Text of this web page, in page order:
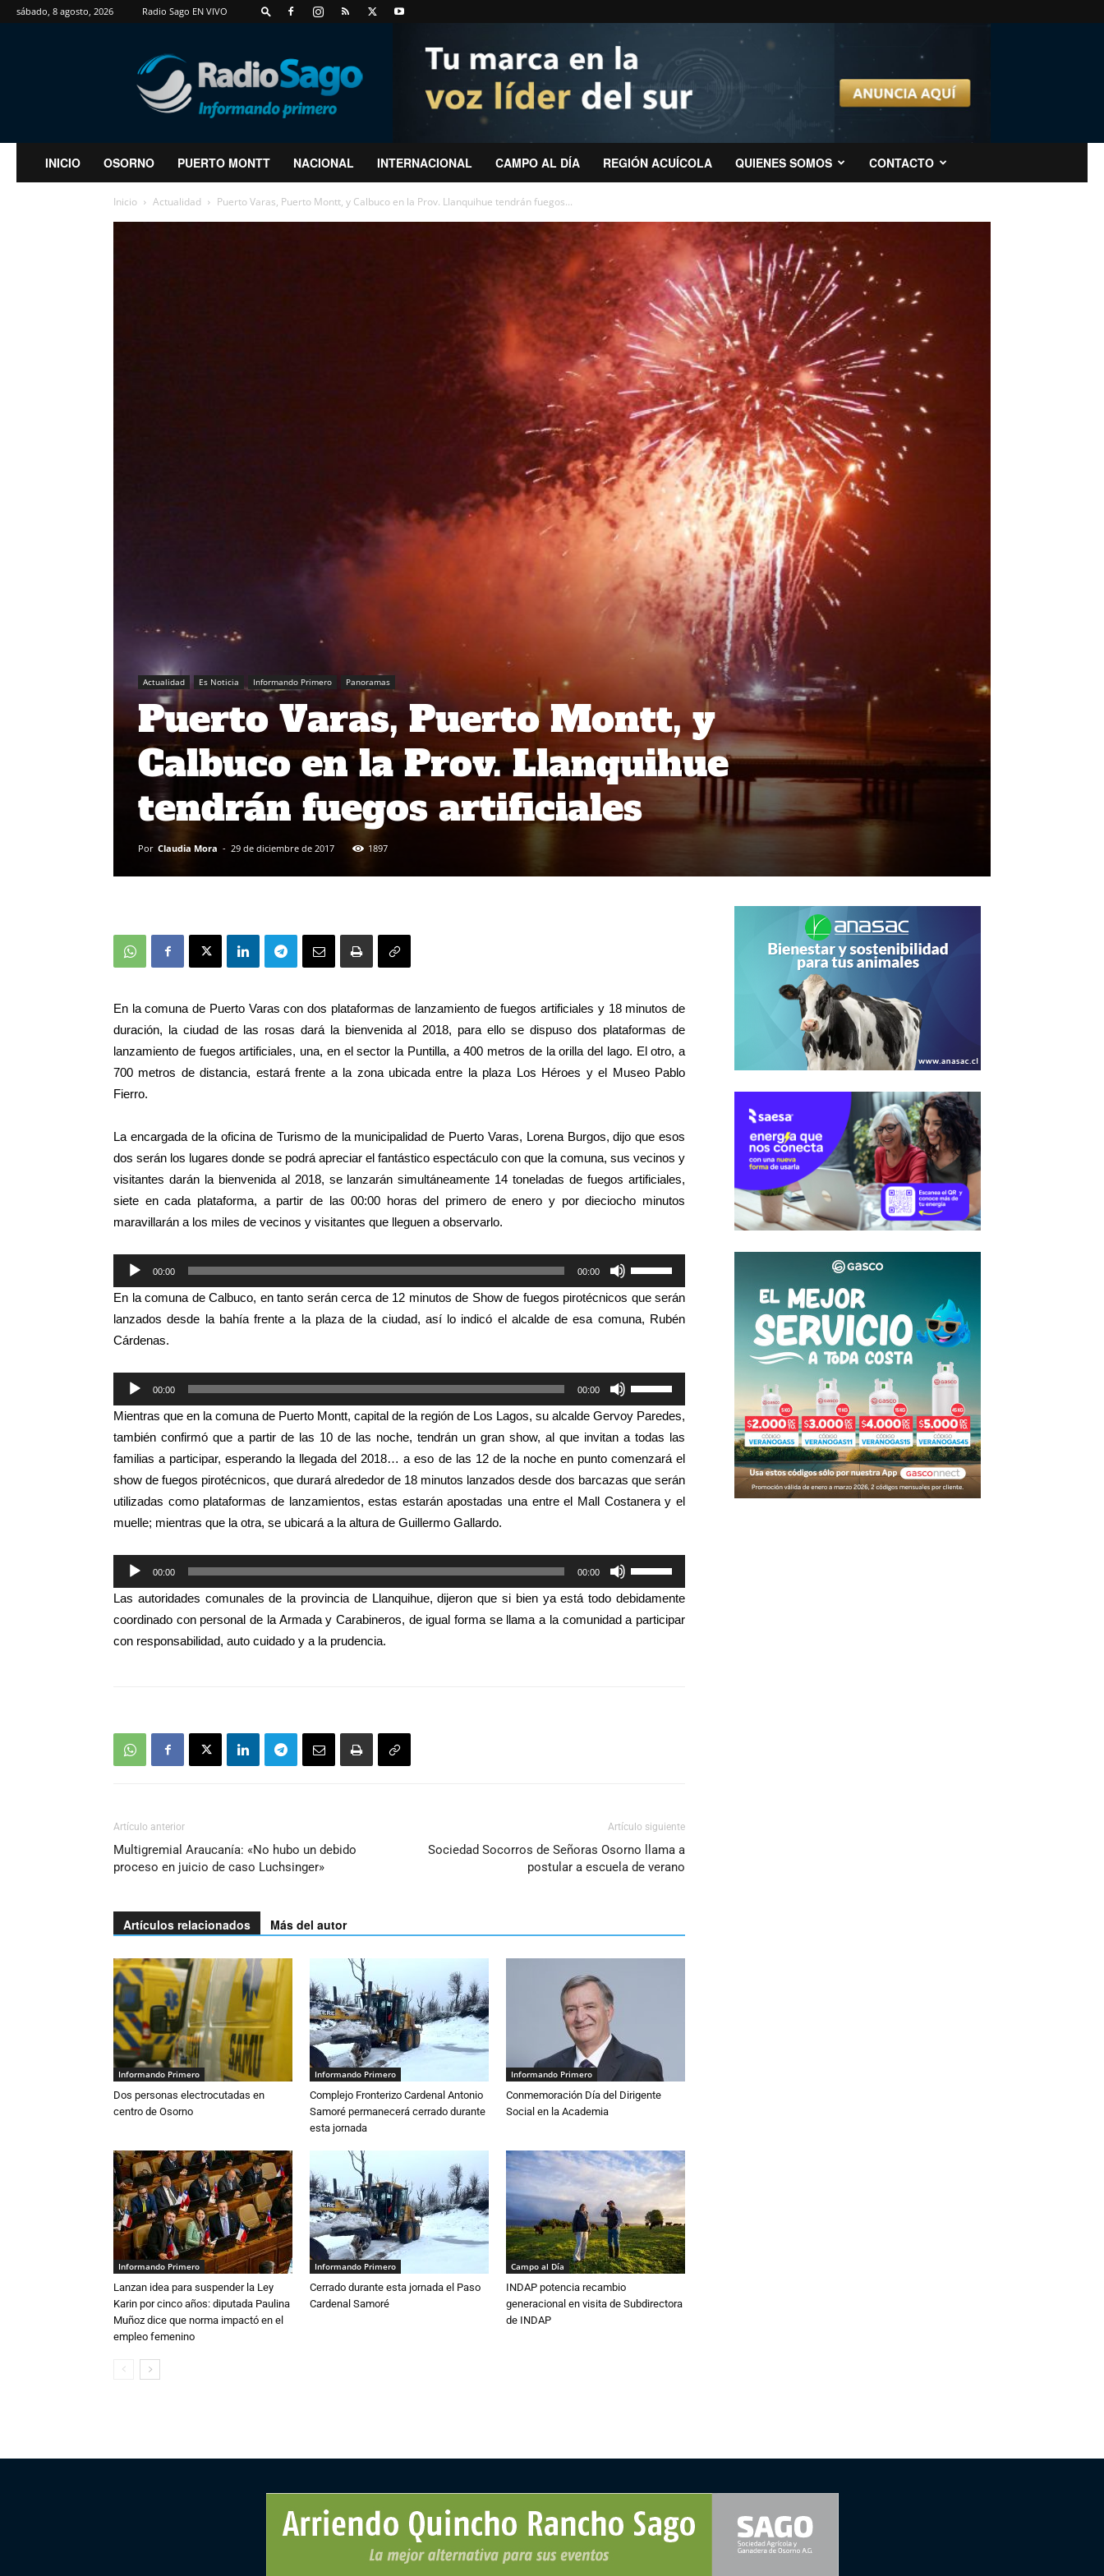
sábado, 8 agosto, 2026 Radio Sago EN VIVO
RadioSago
INICIO OSORNO PUERTO MONTT NACIONAL INTERNACIONAL CAMPO AL DÍA REGIÓN ACUÍCOLA QUIENES SOMOS CONTACTO
Inicio Actualidad Puerto Varas, Puerto Montt, y Calbuco en la Prov. Llanquihue tendrán fuegos...
Actualidad Es Noticia Informando Primero Panoramas
Puerto Varas, Puerto Montt, y
Calbuco en la Prov. Llanquihue
tendrán fuegos artificiales
Por Claudia Mora - 29 de diciembre de 2017 1897
En la comuna de Puerto Varas con dos plataformas de lanzamiento de fuegos artificiales y 18 minutos de
duración, la ciudad de las rosas dará la bienvenida al 2018, para ello se dispuso dos plataformas de
lanzamiento de fuegos artificiales, una, en el sector la Puntilla, a 400 metros de la orilla del lago. El otro, a
700 metros de distancia, estará frente a la zona ubicada entre la plaza Los Héroes y el Museo Pablo
Fierro.
La encargada de la oficina de Turismo de la municipalidad de Puerto Varas, Lorena Burgos, dijo que esos
dos serán los lugares donde se podrá apreciar el fantástico espectáculo con que la comuna, sus vecinos y
visitantes darán la bienvenida al 2018, se lanzarán simultáneamente 14 toneladas de fuegos artificiales,
siete en cada plataforma, a partir de las 00:00 horas del primero de enero y por dieciocho minutos
maravillarán a los miles de vecinos y visitantes que lleguen a observarlo.
Reproductor
de
audio
00:00 00:00
Utiliza
las
teclas
de
arriba/abajo
para
aumentar
o
disminuir
el
volumen.
En la comuna de Calbuco, en tanto serán cerca de 12 minutos de Show de fuegos pirotécnicos que serán
lanzados desde la bahía frente a la plaza de la ciudad, así lo indicó el alcalde de esa comuna, Rubén
Cárdenas.
Reproductor
de
audio
00:00 00:00
Utiliza
las
teclas
de
flecha
arriba/abajo
para
o
disminuir
el
volumen.
Mientras que en la comuna de Puerto Montt, capital de la región de Los Lagos, su alcalde Gervoy Paredes,
también confirmó que a partir de las 10 de las noche, tendrán un gran show, al que invitan a todas las
familias a participar, esperando la llegada del 2018… a eso de las 12 de la noche en punto comenzará el
show de fuegos pirotécnicos, que durará alrededor de 18 minutos lanzados desde dos barcazas que serán
utilizadas como plataformas de lanzamientos, estas estarán apostadas una entre el Mall Costanera y el
muelle; mientras que la otra, se ubicará a la altura de Guillermo Gallardo.
Reproductor
de
audio
00:00 00:00
Utiliza
las
teclas
de
Las autoridades comunales de la provincia de Llanquihue, dijeron que si bien ya está todo debidamente
coordinado con personal de la Armada y Carabineros, de igual forma se llama a la comunidad a participar
con responsabilidad, auto cuidado y a la prudencia.
Artículo anterior
Multigremial Araucanía: «No hubo un debido
proceso en juicio de caso Luchsinger»
Artículo siguiente
Sociedad Socorros de Señoras Osorno llama a
postular a escuela de verano
Artículos relacionados Más del autor
Informando Primero
Dos personas electrocutadas en
centro de Osorno
Informando Primero
Complejo Fronterizo Cardenal Antonio
Samoré permanecerá cerrado durante
esta jornada
Informando Primero
Conmemoración Día del Dirigente
Social en la Academia
Informando Primero
Lanzan idea para suspender la Ley
Karin por cinco años: diputada Paulina
Muñoz dice que norma impactó en el
empleo femenino
Informando Primero
Cerrado durante esta jornada el Paso
Cardenal Samoré
Campo al Día
INDAP potencia recambio
generacional en visita de Subdirectora
de INDAP